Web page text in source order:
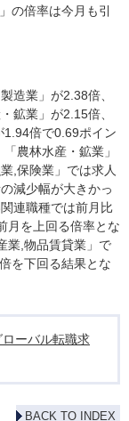
の倍率は今月も引
造業」が2.38倍、
鉱業」が2.15倍、
倍で0.69ポイン
農林水産・鉱業」
,保険業」では求人
減少幅が大きかっ
連職種では前月比
月を上回る倍率とな
業,物品賃貸業」で
を下回る結果とな
ーバル転職求
BACK TO INDEX